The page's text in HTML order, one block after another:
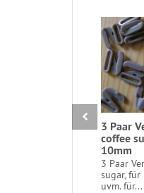
3 Paar
coffee
10mm
3 Paar
sugar, für
uvm. für...